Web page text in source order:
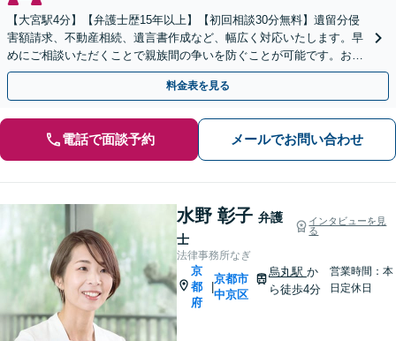
【大宮駅4分】【弁護士歴15年以上】【初回相談30分無料】遺留分侵
害額請求、不動産相続、遺言書作成など、幅広く対応いたします。早
めにご相談いただくことで親族間の争いを防ぐことが可能です。おひ
とりで悩まず、まずは弁護士にご相談ください。
料金表を見る
電話で面談予約 メールでお問い合わせ
水野 彰子 弁護
士
インタビューを見
る
法律事務所なぎ
京
都
府
京都市
中京区
烏丸駅 か
ら徒歩4分
営業時間：本
日定休日